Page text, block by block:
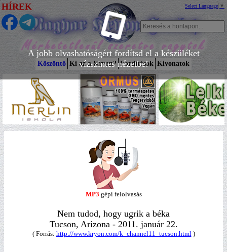
HÍREK Select Language ▼
A jobb olvashatóságért fordítsd el a készüléket
vízszintes nézetbe!
Köszöntő Ki az a Kryon? Fordítások Kivonatok
MP3 gépi felolvasás
Nem tudod, hogy ugrik a béka
Tucson, Arizona - 2011. január 22.
( Forrás: http://www.kryon.com/k_channel11_tucson.html)